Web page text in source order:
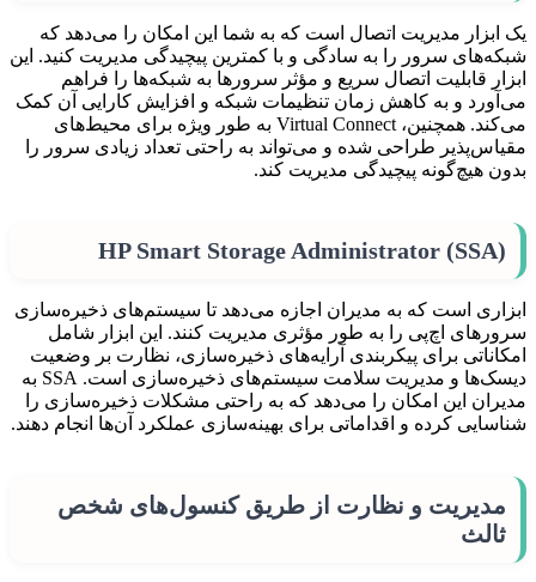
یک ابزار مدیریت اتصال است که به شما این امکان را می‌دهد که
شبکه‌های سرور را به سادگی و با کمترین پیچیدگی مدیریت کنید. این
ابزار قابلیت اتصال سریع و مؤثر سرورها به شبکه‌ها را فراهم
می‌آورد و به کاهش زمان تنظیمات شبکه و افزایش کارایی آن کمک
می‌کند. همچنین، Virtual Connect به طور ویژه برای محیط‌های
مقیاس‌پذیر طراحی شده و می‌تواند به راحتی تعداد زیادی سرور را
بدون هیچ‌گونه پیچیدگی مدیریت کند.
HP Smart Storage Administrator (SSA)
ابزاری است که به مدیران اجازه می‌دهد تا سیستم‌های ذخیره‌سازی
سرورهای اچ‌پی را به طور مؤثری مدیریت کنند. این ابزار شامل
امکاناتی برای پیکربندی آرایه‌های ذخیره‌سازی، نظارت بر وضعیت
دیسک‌ها و مدیریت سلامت سیستم‌های ذخیره‌سازی است. SSA به
مدیران این امکان را می‌دهد که به راحتی مشکلات ذخیره‌سازی را
شناسایی کرده و اقداماتی برای بهینه‌سازی عملکرد آن‌ها انجام دهند.
مدیریت و نظارت از طریق کنسول‌های شخص
ثالث